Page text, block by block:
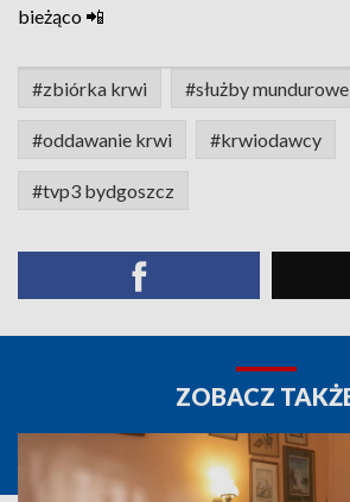
bieżąco 📲
#zbiórka krwi #służby mundurowe
#oddawanie krwi #krwiodawcy
#tvp3 bydgoszcz
ZOBACZ